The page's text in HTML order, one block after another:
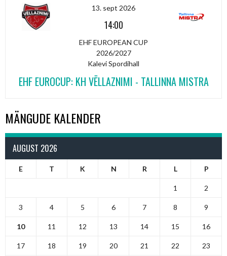
13. sept 2026
14:00
EHF EUROPEAN CUP
2026/2027
Kalevi Spordihall
EHF EUROCUP: KH VËLLAZNIMI - TALLINNA MISTRA
MÄNGUDE KALENDER
AUGUST 2026
E T K N R L P
1 2
3 4 5 6 7 8 9
10 11 12 13 14 15 16
17 18 19 20 21 22 23